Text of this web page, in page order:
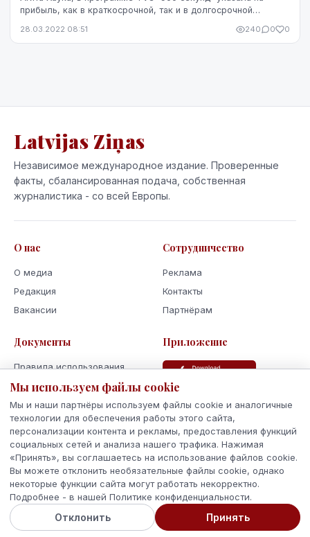
прибыль, как в краткосрочной, так и в долгосрочной
28.03.2022 08:51 240 0 0
Latvijas Ziņas
Независимое международное издание. Проверенные
факты, сбалансированная подача, собственная
журналистика - со всей Европы.
О нас
О медиа
Редакция
Вакансии
Сотрудничество
Реклама
Контакты
Партнёрам
Документы
Правила использования
Политика
Использование cookie
Кодекс поведения и этики
Приложение
© 2026 Latvijas Ziņas. Все права защищены.
Сделано с
в Латвии
Мы используем файлы cookie
Мы и наши партнёры используем файлы cookie и аналогичные
технологии для обеспечения работы этого сайта,
персонализации контента и рекламы, предоставления функций
социальных сетей и анализа нашего трафика. Нажимая
«Принять», вы соглашаетесь на использование файлов cookie.
Вы можете отклонить необязательные файлы cookie, однако
некоторые функции сайта могут работать некорректно.
Подробнее - в нашей Политике конфиденциальности.
Отклонить Принять